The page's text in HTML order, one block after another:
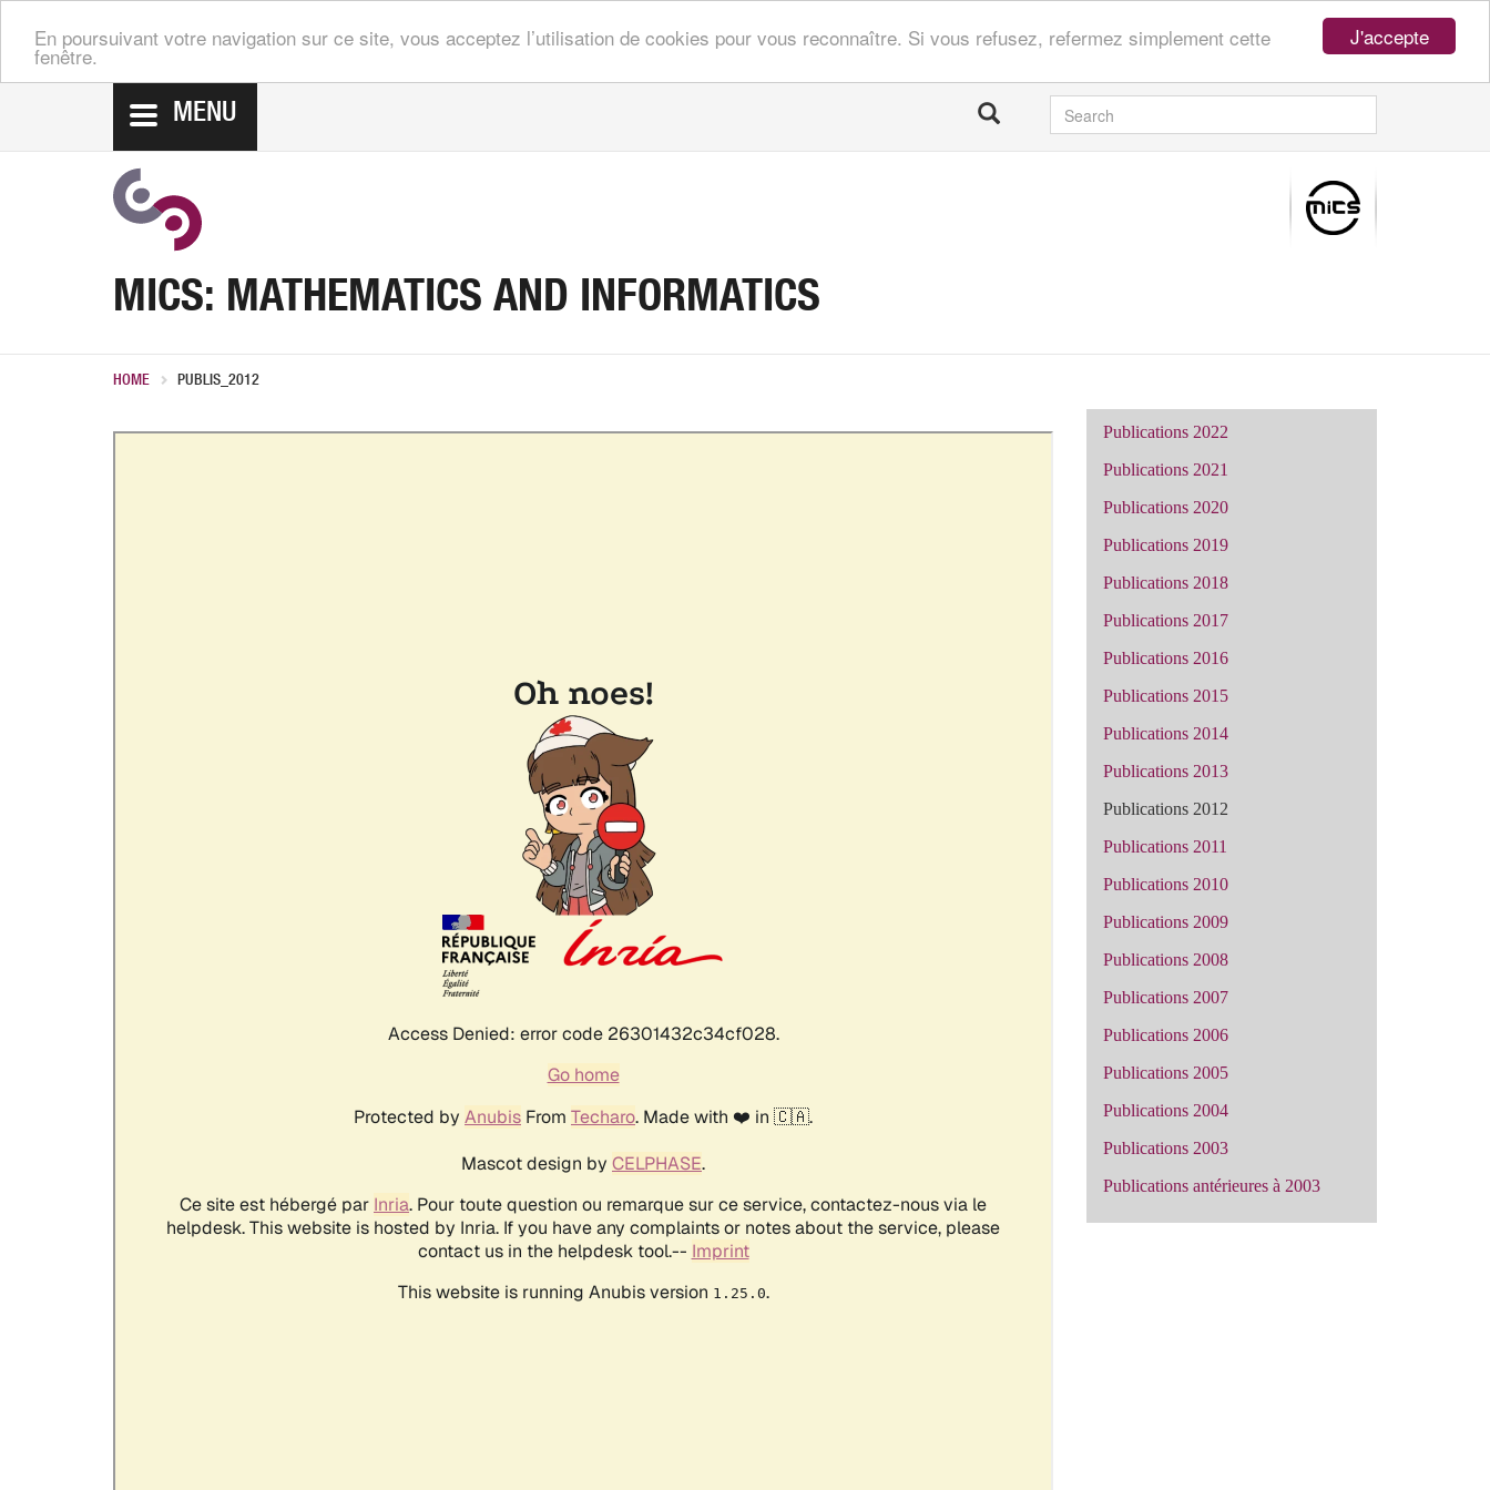
J'accepte
En poursuivant votre navigation sur ce site, vous acceptez l’utilisation de cookies pour vous reconnaître. Si vous refusez, refermez simplement cette
fenêtre.
MENU
MICS: MATHEMATICS AND INFORMATICS
HOME PUBLIS_2012
Publications 2022
Publications 2021
Publications 2020
Publications 2019
Publications 2018
Publications 2017
Publications 2016
Publications 2015
Publications 2014
Publications 2013
Publications 2012
Publications 2011
Publications 2010
Publications 2009
Publications 2008
Publications 2007
Publications 2006
Publications 2005
Publications 2004
Publications 2003
Publications antérieures à 2003